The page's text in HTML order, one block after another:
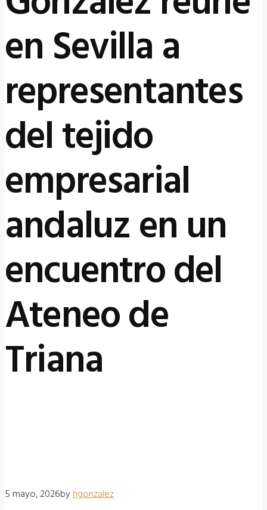
en Sevilla a
representantes
del tejido
empresarial
andaluz en un
encuentro del
Ateneo de
Triana
5 mayo, 2026byhgonzalez